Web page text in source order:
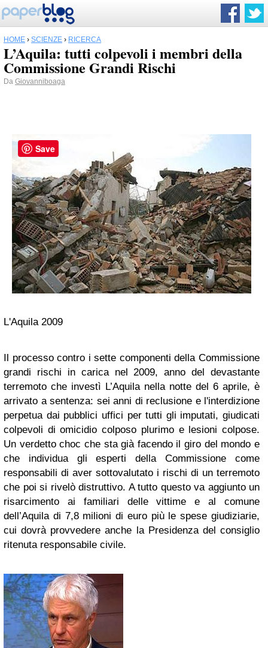
HOME › SCIENZE › RICERCA
L’Aquila: tutti colpevoli i membri della
Commissione Grandi Rischi
Da Giovanniboaga
L'Aquila 2009
Il processo contro i sette componenti della Commissione
grandi rischi in carica nel 2009, anno del devastante
terremoto che investì L’Aquila nella notte del 6 aprile, è
arrivato a sentenza: sei anni di reclusione e l'interdizione
perpetua dai pubblici uffici per tutti gli imputati, giudicati
colpevoli di omicidio colposo plurimo e lesioni colpose.
Un verdetto choc che sta già facendo il giro del mondo e
che individua gli esperti della Commissione come
responsabili di aver sottovalutato i rischi di un terremoto
che poi si rivelò distruttivo. A tutto questo va aggiunto un
risarcimento ai familiari delle vittime e al comune
dell’Aquila di 7,8 milioni di euro più le spese giudiziarie,
cui dovrà provvedere anche la Presidenza del consiglio
ritenuta responsabile civile.
Save